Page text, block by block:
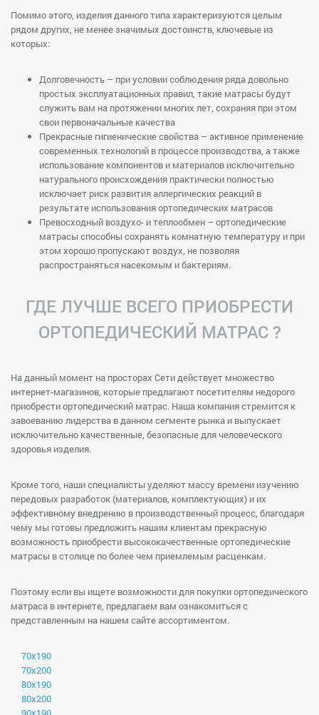
Помимо этого, изделия данного типа характеризуются целым
рядом других, не менее значимых достоинств, ключевые из
которых:
Долговечность – при условии соблюдения ряда довольно
простых эксплуатационных правил, такие матрасы будут
служить вам на протяжении многих лет, сохраняя при этом
свои первоначальные качества
Прекрасные гигиенические свойства – активное применение
современных технологий в процессе производства, а также
использование компонентов и материалов исключительно
натурального происхождения практически полностью
исключает риск развития аллергических реакций в
результате использования ортопедических матрасов
Превосходный воздухо- и теплообмен – ортопедические
матрасы способны сохранять комнатную температуру и при
этом хорошо пропускают воздух, не позволяя
распространяться насекомым и бактериям.
ГДЕ ЛУЧШЕ ВСЕГО ПРИОБРЕСТИ
ОРТОПЕДИЧЕСКИЙ МАТРАС ?
На данный момент на просторах Сети действует множество
интернет-магазинов, которые предлагают посетителям недорого
приобрести ортопедический матрас. Наша компания стремится к
завоеванию лидерства в данном сегменте рынка и выпускает
исключительно качественные, безопасные для человеческого
здоровья изделия.
Кроме того, наши специалисты уделяют массу времени изучению
передовых разработок (материалов, комплектующих) и их
эффективному внедрению в производственный процесс, благодаря
чему мы готовы предложить нашим клиентам прекрасную
возможность приобрести высококачественные ортопедические
матрасы в столице по более чем приемлемым расценкам.
Поэтому если вы ищете возможности для покупки ортопедического
матраса в интернете, предлагаем вам ознакомиться с
представленным на нашем сайте ассортиментом.
70х190
70х200
80х190
80х200